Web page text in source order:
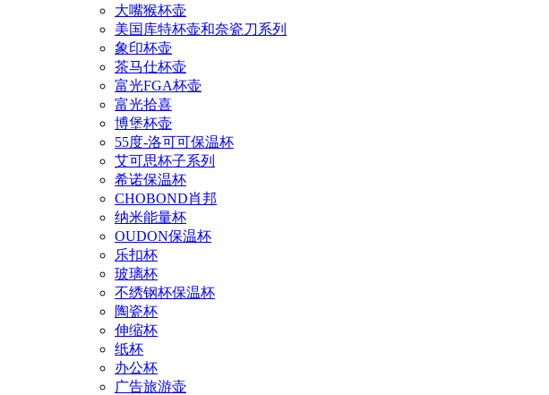
大嘴猴杯壶
美国库特杯壶和奈瓷刀系列
象印杯壶
茶马仕杯壶
富光FGA杯壶
富光拾喜
博堡杯壶
55度-洛可可保温杯
艾可思杯子系列
希诺保温杯
CHOBOND肖邦
纳米能量杯
OUDON保温杯
乐扣杯
玻璃杯
不绣钢杯保温杯
陶瓷杯
伸缩杯
纸杯
办公杯
广告旅游壶